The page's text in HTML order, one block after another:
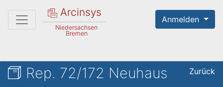
Arcinsys
Niedersachsen
Bremen
Anmelden
Rep. 72/172 Neuhaus Zurück